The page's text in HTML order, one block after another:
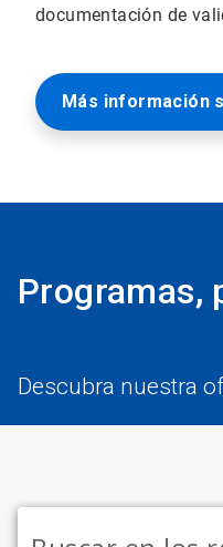
documentación de
Más información
Programas,
Descubra nuestra